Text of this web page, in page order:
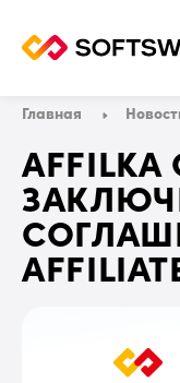
Главная
AFFILKA